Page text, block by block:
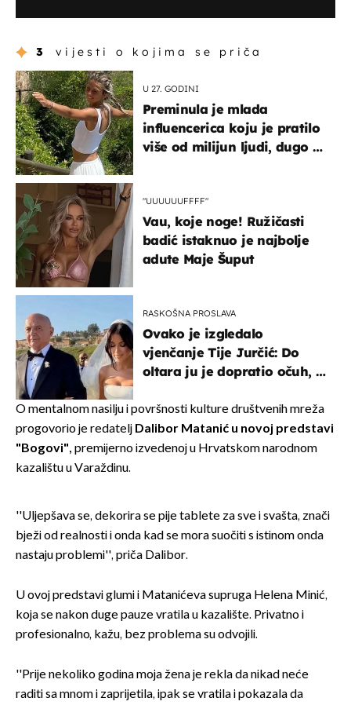
3 vijesti o kojima se priča
U 27. GODINI
Preminula je mlada
influencerica koju je pratilo
više od milijun ljudi, dugo se
"UUUUUUFFFF"
Vau, koje noge! Ružičasti
badić istaknuo je najbolje
adute Maje Šuput
RASKOŠNA PROSLAVA
Ovako je izgledalo
vjenčanje Tije Jurčić: Do
oltara ju je dopratio očuh, a
O mentalnom nasilju i površnosti kulture društvenih mreža
progovorio je redatelj Dalibor Matanić u novoj predstavi
"Bogovi", premijerno izvedenoj u Hrvatskom narodnom
kazalištu u Varaždinu.
''Uljepšava se, dekorira se pije tablete za sve i svašta, znači
bježi od realnosti i onda kad se mora suočiti s istinom onda
nastaju problemi'', priča Dalibor.
U ovoj predstavi glumi i Matanićeva supruga Helena Minić,
koja se nakon duge pauze vratila u kazalište. Privatno i
profesionalno, kažu, bez problema su odvojili.
''Prije nekoliko godina moja žena je rekla da nikad neće
raditi sa mnom i zaprijetila, ipak se vratila i pokazala da